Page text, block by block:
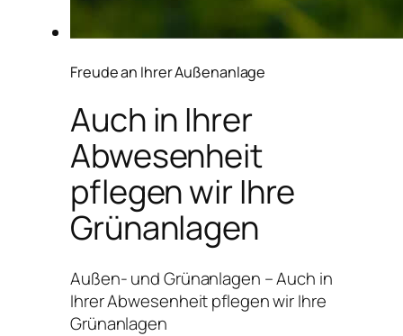
Freude an Ihrer Außenanlage
Auch in Ihrer
Abwesenheit
pflegen wir Ihre
Grünanlagen
Außen- und Grünanlagen – Auch in
Ihrer Abwesenheit pflegen wir Ihre
Grünanlagen